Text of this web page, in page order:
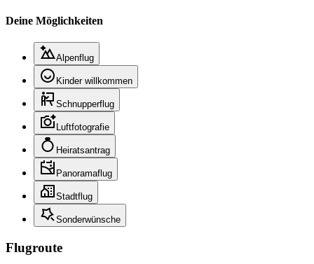
Deine Möglichkeiten
Alpenflug
Kinder willkommen
Schnupperflug
Luftfotografie
Heiratsantrag
Panoramaflug
Stadtflug
Sonderwünsche
Flugroute